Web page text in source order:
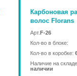
Карбоновая
волос Florans
Арт.F-26
Кол-во в блоке:
Кол-во в коробке:
Наличие на
наличии